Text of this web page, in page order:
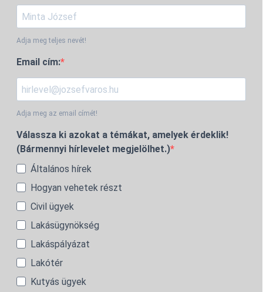
Adja meg teljes nevét!
Email cím:
Adja meg az email címét!
Válassza ki azokat a témákat, amelyek érdeklik!
(Bármennyi hírlevelet megjelölhet.)
Általános hírek
Hogyan vehetek részt
Civil ügyek
Lakásügynökség
Lakáspályázat
Lakótér
Kutyás ügyek